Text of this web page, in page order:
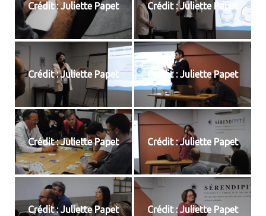
Crédit : Juliette Papet Crédit : Juliette Papet
Crédit : Juliette Papet Crédit : Juliette Papet
Crédit : Juliette Papet Crédit : Juliette Papet
Crédit : Juliette Papet Crédit : Juliette Papet